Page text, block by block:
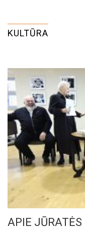
KULTŪRA
APIE